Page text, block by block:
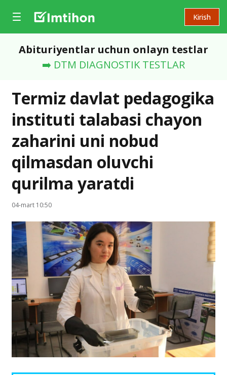
Kirish
Abituriyentlar uchun onlayn testlar
➡️ DTM DIAGNOSTIK TESTLAR
Termiz davlat pedagogika
instituti talabasi chayon
zaharini uni nobud
qilmasdan oluvchi
qurilma yaratdi
04-mart 10:50